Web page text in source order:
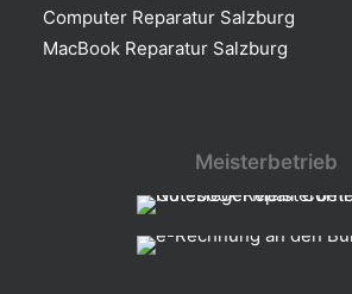
Computer Reparatur Salzburg
MacBook Reparatur Salzburg
Meisterbetrieb